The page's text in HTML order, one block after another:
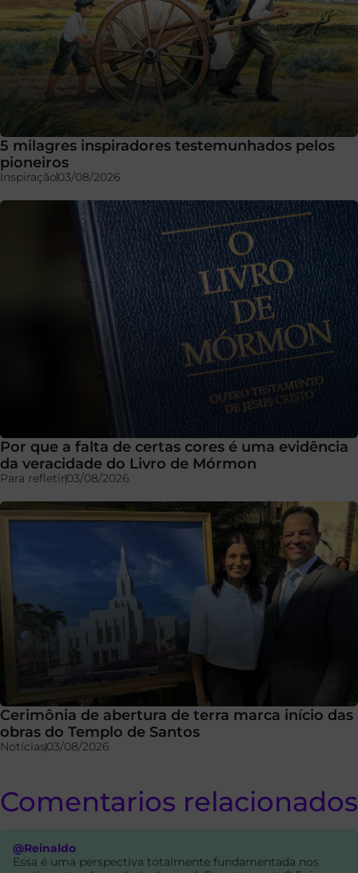
5 milagres inspiradores testemunhados pelos
pioneiros
Inspiração03/08/2026
Por que a falta de certas cores é uma evidência
da veracidade do Livro de Mórmon
Para refletir03/08/2026
Cerimônia de abertura de terra marca início das
obras do Templo de Santos
Notícias03/08/2026
Comentarios relacionados
@Reinaldo
Essa é uma perspectiva totalmente fundamentada nos